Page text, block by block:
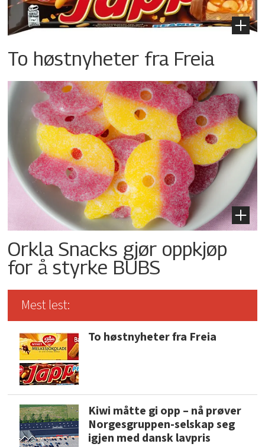
To høstnyheter fra Freia
Orkla Snacks gjør oppkjøp
for å styrke BUBS
Mest lest:
To høstnyheter fra Freia
Kiwi måtte gi opp – nå prøver
Norgesgruppen-selskap seg
igjen med dansk lavpris